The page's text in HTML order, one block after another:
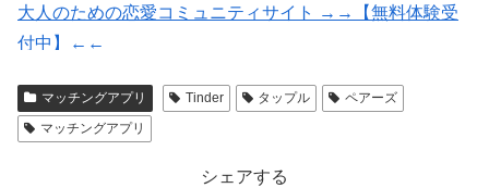
大人のための恋愛コミュニティサイト →→【無料体験受
付中】←←
影サービス
マッチングアプリ Tinder タップル
ペアーズ
マッチングアプリ
シェアする